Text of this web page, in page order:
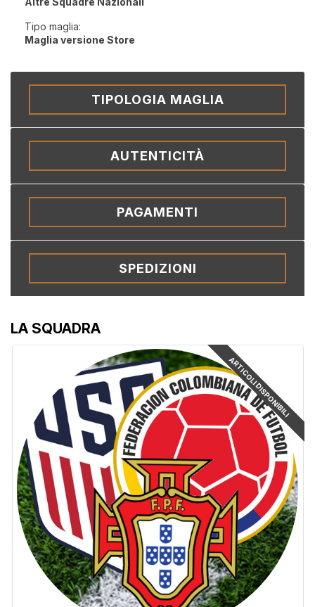
LA SQUADRA
ARTICOLI DISPONIBILI
Tipo maglia:
Maglia versione Store
TIPOLOGIA MAGLIA
AUTENTICITÀ
PAGAMENTI
SPEDIZIONI